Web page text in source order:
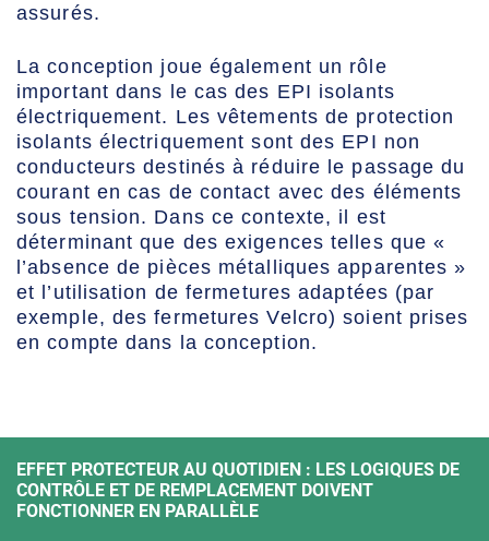
assurés.
La conception joue également un rôle
important dans le cas des EPI isolants
électriquement. Les vêtements de protection
isolants électriquement sont des EPI non
conducteurs destinés à réduire le passage du
courant en cas de contact avec des éléments
sous tension. Dans ce contexte, il est
déterminant que des exigences telles que «
l’absence de pièces métalliques apparentes »
et l’utilisation de fermetures adaptées (par
exemple, des fermetures Velcro) soient prises
en compte dans la conception.
EFFET PROTECTEUR AU QUOTIDIEN : LES LOGIQUES DE
CONTRÔLE ET DE REMPLACEMENT DOIVENT
FONCTIONNER EN PARALLÈLE